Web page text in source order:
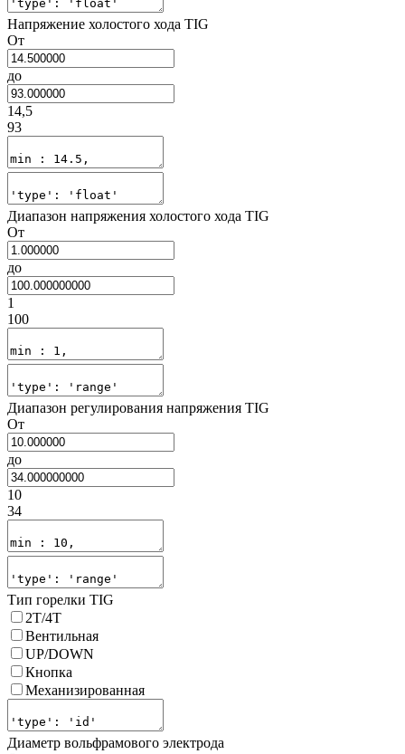
Напряжение холостого хода TIG
От
до
14,5
93
Диапазон напряжения холостого хода TIG
От
до
1
100
Диапазон регулирования напряжения TIG
От
до
10
34
Тип горелки TIG
2Т/4Т
Вентильная
UP/DOWN
Кнопка
Механизированная
Диаметр вольфрамового электрода